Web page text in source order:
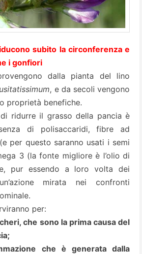
subito la circonferenza e
i gonfiori
dalla pianta del lino
, e da secoli vengono
proprietà benefiche.
ridurre il grasso della pancia è
di polisaccaridi, fibre ad
per questo saranno usati i semi
3 (la fonte migliore è l’olio di
pur essendo a loro volta dei
mirata nei confronti
per:
che sono la prima causa del
che è generata dalla